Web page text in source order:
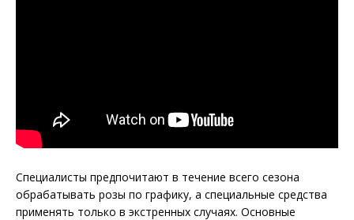
Специалисты предпочитают в течение всего сезона
обрабатывать розы по графику, а специальные средства
применять только в экстренных случаях. Основные